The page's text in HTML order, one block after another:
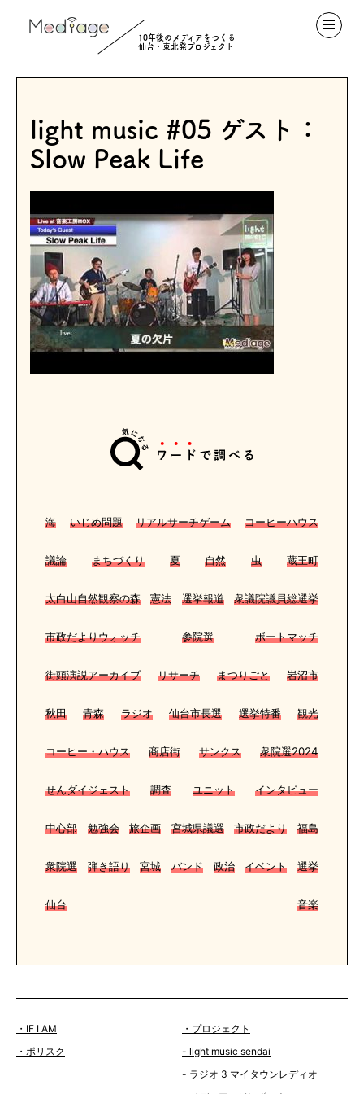
10年後のメディアをつくる
仙台・東北発プロジェクト
海 いじめ問題 リアルサーチゲーム コーヒーハウス
議論 まちづくり 夏 自然 虫 蔵王町
太白山自然観察の森 憲法 選挙報道 衆議院議員総選挙
市政だよりウォッチ 参院選 ボートマッチ
街頭演説アーカイブ リサーチ まつりごと 岩沼市
秋田 青森 ラジオ 仙台市長選 選挙特番 観光
コーヒー・ハウス 商店街 サンクス 衆院選2024
せんダイジェスト 調査 ユニット インタビュー
中心部 勉強会 旅企画 宮城県議選 市政だより 福島
衆院選 弾き語り 宮城 バンド 政治 イベント 選挙
仙台 音楽
light music #05 ゲスト：
Slow Peak Life
・IF I AM
・ポリスク
・プロジェクト
- light music sendai
- ラジオ 3 マイタウンレディオ